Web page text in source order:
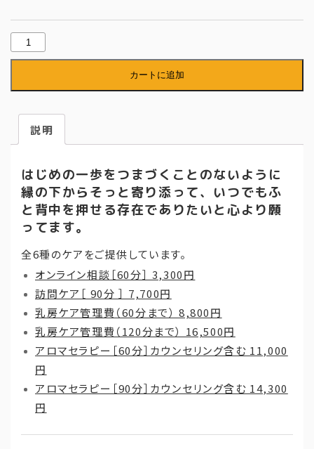
【本
間
子】
セ
ー
［90
分］
カートに追加
説明
はじめの一歩をつまづくことのないように
縁の下からそっと寄り添って、いつでもふ
と背中を押せる存在でありたいと心より願
ってます。
全6種のケアをご提供しています。
オンライン相談［60分］ 3,300円
訪問ケア［ 90分 ］ 7,700円
乳房ケア管理費（60分まで） 8,800円
乳房ケア管理費（120分まで） 16,500円
アロマセラピー［60分］カウンセリング含む 11,000
円
アロマセラピー［90分］カウンセリング含む 14,300
円